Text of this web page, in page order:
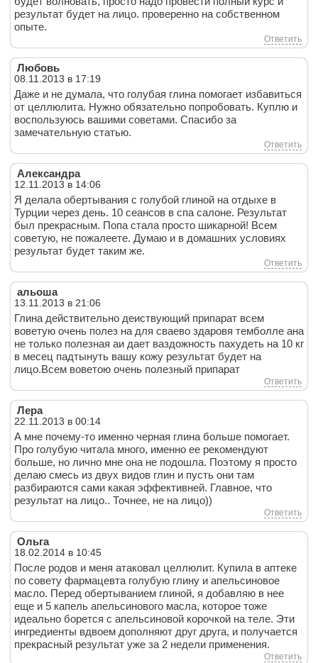
результат будет на лицо. проверенно на собственном
опыте.
Ответить
Любовь
08.11.2013 в 17:19
Даже и не думала, что голубая глина помогает избавиться
от целлюлита. Нужно обязательно попробовать. Куплю и
воспользуюсь вашими советами. Спасибо за
замечательную статью.
Ответить
Александра
12.11.2013 в 14:06
Я делала обертывания с голубой глиной на отдыхе в
Турции через день. 10 сеансов в спа салоне. Результат
был прекрасным. Попа стала просто шикарной! Всем
советую, не пожалеете. Думаю и в домашних условиях
результат будет таким же.
Ответить
альоша
13.11.2013 в 21:06
Глина действительно деиствующий припарат всем
воветую очень полез на для сваево здаровя темболле ана
не только полезная аи дает ваздожность пахудеть на 10 кг
в месец падтынуть вашу кожу результат будет на
лицо.Всем воветою очень полезный припарат
Ответить
Лера
22.11.2013 в 00:14
А мне почему-то именно черная глина больше помогает.
Про голубую читала много, именно ее рекомендуют
больше, но лично мне она не подошла. Поэтому я просто
делаю смесь из двух видов глин и пусть они там
разбираются сами какая эффективней. Главное, что
результат на лицо.. Точнее, не на лицо))
Ответить
Ольга
18.02.2014 в 10:45
После родов и меня атаковал целлюлит. Купила в аптеке
по совету фармацевта голубую глину и апельсиновое
масло. Перед обертыванием глиной, я добавляю в нее
еще и 5 капель апельсинового масла, которое тоже
идеально борется с апельсиновой корочкой на теле. Эти
ингредиенты вдвоем дополняют друг друга, и получается
прекрасный результат уже за 2 недели применения.
Ответить